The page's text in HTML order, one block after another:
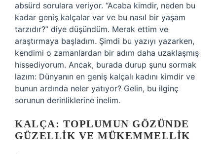
absürd sorulara veriyor. “Acaba kimdir, neden bu
kadar geniş kalçalar var ve bu nasıl bir yaşam
tarzıdır?” diye düşündüm. Merak ettim ve
araştırmaya başladım. Şimdi bu yazıyı yazarken,
kendimi o zamanlardan bir adım daha uzaklaşmış
hissediyorum. Ancak, burada durup şunu sormak
lazım: Dünyanın en geniş kalçalı kadını kimdir ve
bunun ardında neler yatıyor? Gelin, bu ilginç
sorunun derinliklerine inelim.
KALÇA: TOPLUMUN GÖZÜNDE
GÜZELLIK VE MÜKEMMELLIK